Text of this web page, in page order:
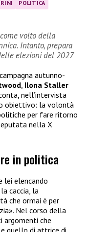
POLITICA
volto della
Intanto, prepara
elezioni del 2027
autunno-
, Ilona Staller
nell’intervista
obiettivo: la volontà
per fare ritorno
nella X
in politica
lei elencando
caccia, la
che ormai è per
Nel corso della
argomenti che